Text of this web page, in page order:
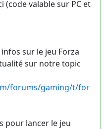
(code valable sur PC et
sur le jeu Forza
sur notre topic
forums/gaming/t/for
pour lancer le jeu